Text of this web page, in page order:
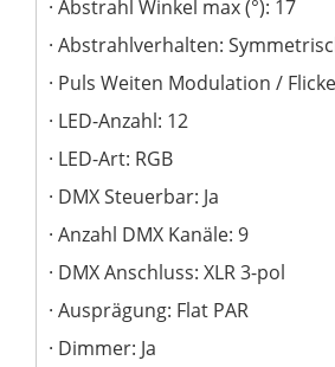
Abstrahl Winkel max (°): 17
Abstrahlverhalten:
Puls Weiten Modulation /
LED-Anzahl: 12
LED-Art: RGB
DMX Steuerbar: Ja
Anzahl DMX Kanäle: 9
DMX Anschluss: XLR 3-pol
Ausprägung: Flat PAR
Dimmer: Ja